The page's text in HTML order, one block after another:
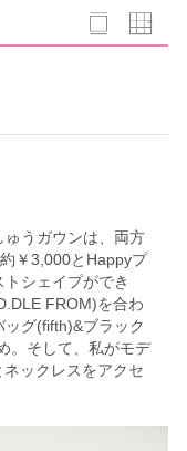
ゅうガウンは、両方
￥3,000とHappyプ
シェイプができ
FROM)を合わ
グ(fifth)&ブラック
。そして、私がモデ
ックレスをアクセ